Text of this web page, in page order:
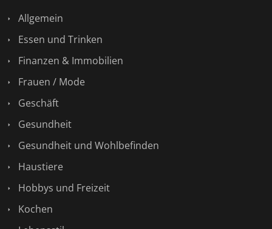
Allgemein
Essen und Trinken
Finanzen & Immobilien
Frauen / Mode
Geschäft
Gesundheit
Gesundheit und Wohlbefinden
Haustiere
Hobbys und Freizeit
Kochen